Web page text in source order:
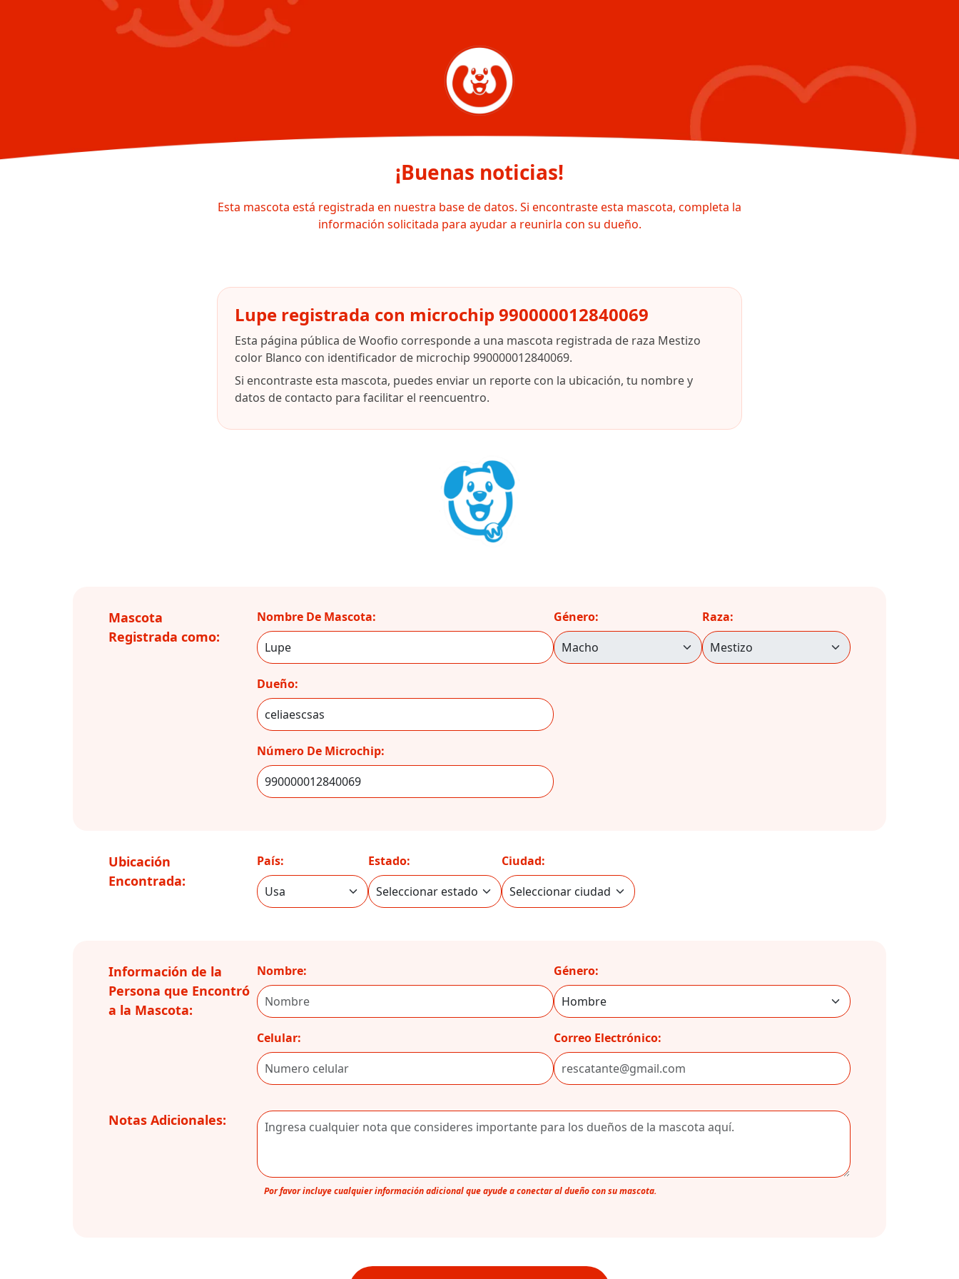
¡Buenas noticias!
Esta mascota está registrada en nuestra base de datos. Si encontraste esta mascota, completa la
información solicitada para ayudar a reunirla con su dueño.
Lupe registrada con microchip 990000012840069
Esta página pública de Woofio corresponde a una mascota registrada de raza Mestizo
color Blanco con identificador de microchip 990000012840069.
Si encontraste esta mascota, puedes enviar un reporte con la ubicación, tu nombre y
datos de contacto para facilitar el reencuentro.
Mascota
Registrada como:
Nombre De Mascota:
Dueño:
Número De Microchip:
Género: Raza:
Ubicación
Encontrada:
País: Estado: Ciudad:
Información de la
Persona que Encontró
a la Mascota:
Nombre:
Celular:
Género:
Correo Electrónico:
Notas Adicionales:
Por favor incluye cualquier información adicional que ayude a conectar al dueño con su mascota.